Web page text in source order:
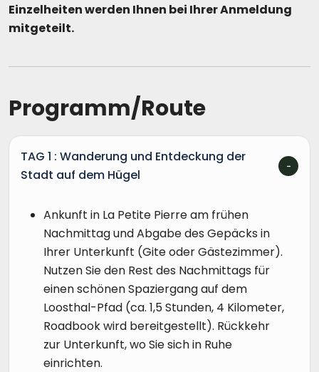
Einzelheiten werden Ihnen bei Ihrer Anmeldung
mitgeteilt.
Programm/Route
TAG 1 : Wanderung und Entdeckung der
Stadt auf dem Hügel
Ankunft in La Petite Pierre am frühen
Nachmittag und Abgabe des Gepäcks in
Ihrer Unterkunft (Gite oder Gästezimmer).
Nutzen Sie den Rest des Nachmittags für
einen schönen Spaziergang auf dem
Loosthal-Pfad (ca. 1,5 Stunden, 4 Kilometer,
Roadbook wird bereitgestellt). Rückkehr
zur Unterkunft, wo Sie sich in Ruhe
einrichten.